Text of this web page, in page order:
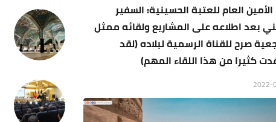
العام للعتبة الحسينية: السفير
بعد اطلاعه على المشاريع ولقائه ممثل
صرح للقناة الرسمية لبلاده (لقد
كثيرا من هذا اللقاء المهم)